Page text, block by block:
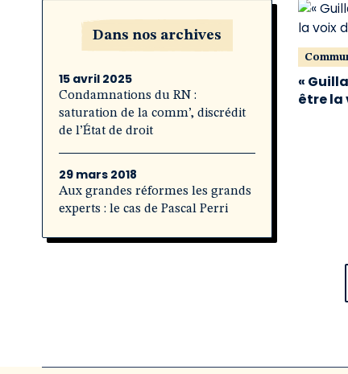
Dans nos archives
15 avril 2025
Condamnations du RN :
saturation de la comm’, discrédit
de l’État de droit
29 mars 2018
Aux grandes réformes les grands
experts : le cas de Pascal Perri
«
être la